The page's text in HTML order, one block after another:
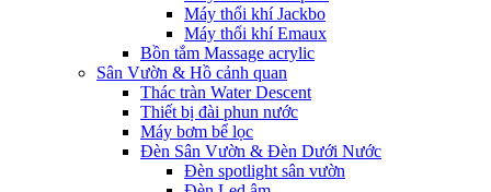
Máy thổi khí Jackbo
Máy thổi khí Emaux
Bồn tắm Massage acrylic
Sân Vườn & Hồ cảnh quan
Thác tràn Water Descent
Thiết bị đài phun nước
Máy bơm bể lọc
Đèn Sân Vườn & Đèn Dưới Nước
Đèn spotlight sân vườn